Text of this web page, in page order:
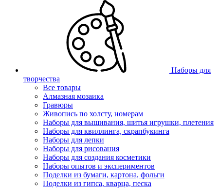
Наборы для
творчества
Все товары
Алмазная мозаика
Гравюры
Живопись по холсту, номерам
Наборы для вышивания, шитья игрушки, плетения
Наборы для квиллинга, скрапбукинга
Наборы для лепки
Наборы для рисования
Наборы для создания косметики
Наборы опытов и экспериментов
Поделки из бумаги, картона, фольги
Поделки из гипса, кварца, песка